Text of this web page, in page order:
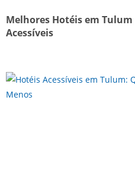
Melhores Hotéis em
Acessíveis